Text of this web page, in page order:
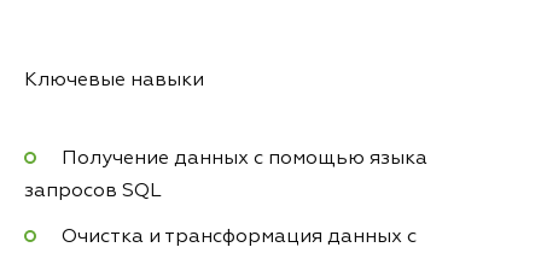
Ключевые навыки
Получение данных с помощью языка
запросов SQL
Очистка и трансформация данных с